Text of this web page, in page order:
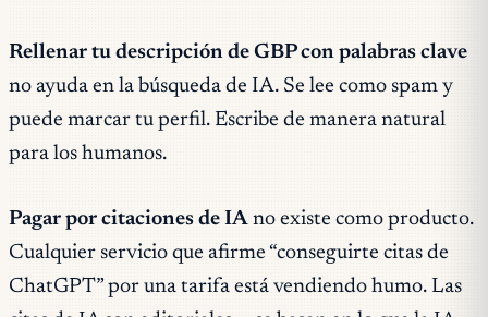
Rellenar tu descripción de GBP con palabras clave
no ayuda en la búsqueda de IA. Se lee como spam y
puede marcar tu perfil. Escribe de manera natural
para los humanos.
Pagar por citaciones de IA no existe como producto.
Cualquier servicio que afirme “conseguirte citas de
ChatGPT” por una tarifa está vendiendo humo. Las